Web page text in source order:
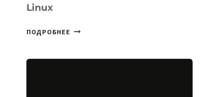
Linux
ПОДРОБНЕЕ META